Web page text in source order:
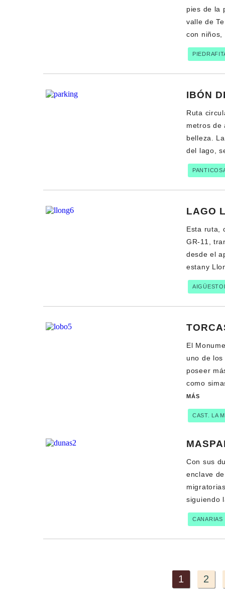
pies de la
valle de
con
IBÓN
Ruta
metros de
belleza.
del lago,
LAGO
Esta ruta,
GR-11,
desde el
estany
El
uno de
poseer
como
MÁS
CAST. LA
Con sus
enclave
siguiendo
CANARIAS
1 2